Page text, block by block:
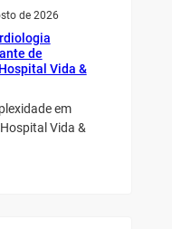
de 2026
de
Vida &
em
Vida &